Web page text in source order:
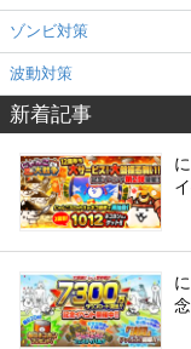
ゾンビ対策
波動対策
新着記事